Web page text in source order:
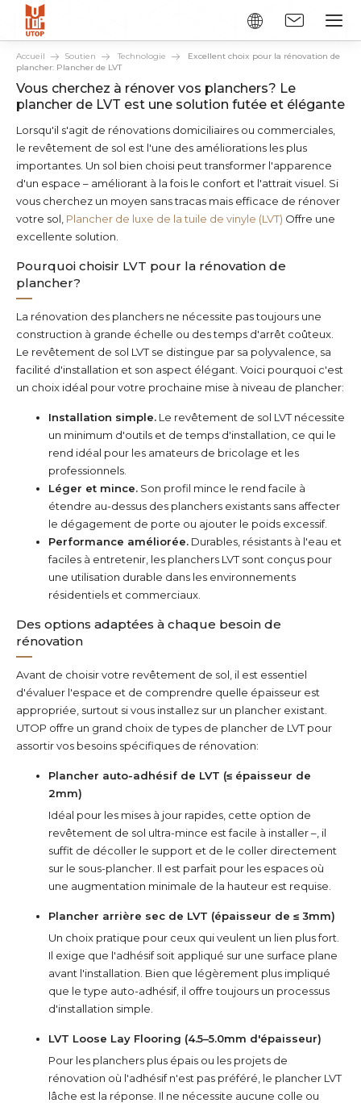
Accueil Soutien Technologie
Excellent choix pour la rénovation de
plancher: Plancher de LVT
Vous cherchez à rénover vos planchers? Le
plancher de LVT est une solution futée et élégante
Lorsqu'il s'agit de rénovations domiciliaires ou commerciales,
le revêtement de sol est l'une des améliorations les plus
importantes. Un sol bien choisi peut transformer l'apparence
d'un espace – améliorant à la fois le confort et l'attrait visuel. Si
vous cherchez un moyen sans tracas mais efficace de rénover
votre sol, Plancher de luxe de la tuile de vinyle (LVT) Offre une
excellente solution.
Pourquoi choisir LVT pour la rénovation de
plancher?
La rénovation des planchers ne nécessite pas toujours une
construction à grande échelle ou des temps d'arrêt coûteux.
Le revêtement de sol LVT se distingue par sa polyvalence, sa
facilité d'installation et son aspect élégant. Voici pourquoi c'est
un choix idéal pour votre prochaine mise à niveau de plancher:
Installation simple. Le revêtement de sol LVT nécessite
un minimum d'outils et de temps d'installation, ce qui le
rend idéal pour les amateurs de bricolage et les
professionnels.
Léger et mince. Son profil mince le rend facile à
étendre au-dessus des planchers existants sans affecter
le dégagement de porte ou ajouter le poids excessif.
Performance améliorée. Durables, résistants à l'eau et
faciles à entretenir, les planchers LVT sont conçus pour
une utilisation durable dans les environnements
résidentiels et commerciaux.
Des options adaptées à chaque besoin de
rénovation
Avant de choisir votre revêtement de sol, il est essentiel
d'évaluer l'espace et de comprendre quelle épaisseur est
appropriée, surtout si vous installez sur un plancher existant.
UTOP offre un grand choix de types de plancher de LVT pour
assortir vos besoins spécifiques de rénovation:
Plancher auto-adhésif de LVT (≤ épaisseur de
2mm)
Idéal pour les mises à jour rapides, cette option de
revêtement de sol ultra-mince est facile à installer –, il
suffit de décoller le support et de le coller directement
sur le sous-plancher. Il est parfait pour les espaces où
une augmentation minimale de la hauteur est requise.
Plancher arrière sec de LVT (épaisseur de ≤ 3mm)
Un choix pratique pour ceux qui veulent un lien plus fort.
Il exige que l'adhésif soit appliqué sur une surface plane
avant l'installation. Bien que légèrement plus impliqué
que le type auto-adhésif, il offre toujours un processus
d'installation simple.
LVT Loose Lay Flooring (4.5–5.0mm d'épaisseur)
Pour les planchers plus épais ou les projets de
rénovation où l'adhésif n'est pas préféré, le plancher LVT
lâche est la réponse. Il ne nécessite aucune colle ou